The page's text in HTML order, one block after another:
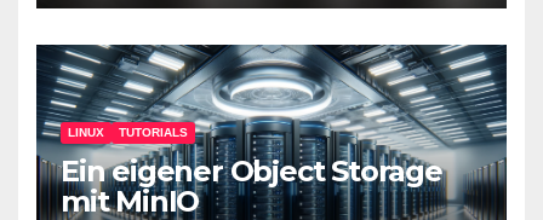
LINUX TUTORIALS
Ein eigener Object Storage
mit MinIO